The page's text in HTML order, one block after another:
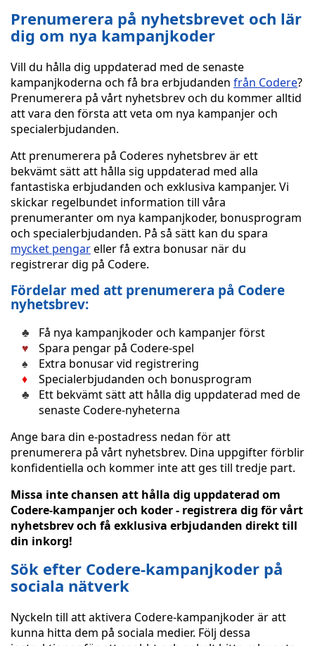
Prenumerera på nyhetsbrevet och lär
dig om nya kampanjkoder
Vill du hålla dig uppdaterad med de senaste
kampanjkoderna och få bra erbjudanden från Codere?
Prenumerera på vårt nyhetsbrev och du kommer alltid
att vara den första att veta om nya kampanjer och
specialerbjudanden.
Att prenumerera på Coderes nyhetsbrev är ett
bekvämt sätt att hålla sig uppdaterad med alla
fantastiska erbjudanden och exklusiva kampanjer. Vi
skickar regelbundet information till våra
prenumeranter om nya kampanjkoder, bonusprogram
och specialerbjudanden. På så sätt kan du spara
mycket pengareller få extra bonusar när du
registrerar dig på Codere.
Fördelar med att prenumerera på Codere
nyhetsbrev:
Få nya kampanjkoder och kampanjer först
Spara pengar på Codere-spel
Extra bonusar vid registrering
Specialerbjudanden och bonusprogram
Ett bekvämt sätt att hålla dig uppdaterad med de
senaste Codere-nyheterna
Ange bara din e-postadress nedan för att
prenumerera på vårt nyhetsbrev. Dina uppgifter förblir
konfidentiella och kommer inte att ges till tredje part.
Missa inte chansen att hålla dig uppdaterad om
Codere-kampanjer och koder - registrera dig för vårt
nyhetsbrev och få exklusiva erbjudanden direkt till
din inkorg!
Sök efter Codere-kampanjkoder på
sociala nätverk
Nyckeln till att aktivera Codere-kampanjkoder är att
kunna hitta dem på sociala medier. Följ dessa